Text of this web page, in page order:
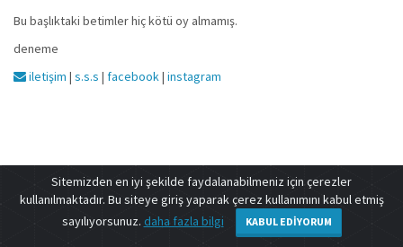
Sitemizden en iyi şekilde faydalanabilmeniz için çerezler
kullanılmaktadır. Bu siteye giriş yaparak çerez kullanımını kabul etmiş
sayılıyorsunuz. daha fazla bilgi KABUL EDIYORUM
Bu başlıktaki betimler hiç kötü oy almamış.
deneme
iletişim | s.s.s | facebook| instagram